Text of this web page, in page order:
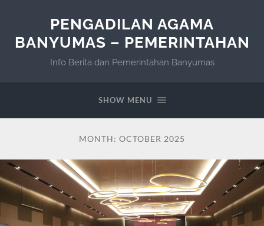
PENGADILAN AGAMA
BANYUMAS – PEMERINTAHAN
Info Berita dan Pemerintahan Banyumas
SHOW MENU
MONTH: OCTOBER 2025